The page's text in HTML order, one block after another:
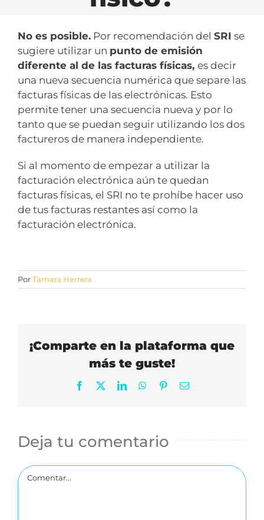
No es posible. Por recomendación del SRI se
sugiere utilizar un punto de emisión
diferente al de las facturas físicas, es decir
una nueva secuencia numérica que separe las
facturas físicas de las electrónicas. Esto
permite tener una secuencia nueva y por lo
tanto que se puedan seguir utilizando los dos
factureros de manera independiente.
Si al momento de empezar a utilizar la
facturación electrónica aún te quedan
facturas físicas, el SRI no te prohíbe hacer uso
de tus facturas restantes así como la
facturación electrónica.
PorTamara Herrera
¡Comparte en la plataforma que
más te guste!
Facebook LinkedInWhatsApp
PinterestCorreo
Deja tu comentario
Comentar